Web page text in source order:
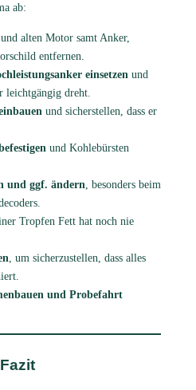
ab:
und alten Motor samt Anker,
entfernen.
einsetzen und
leichtgängig dreht.
und sicherstellen, dass er
und Kohlebürsten
und ggf. ändern , besonders beim
Tropfen Fett hat noch nie
, um sicherzustellen, dass alles
und Probefahrt
Fazit